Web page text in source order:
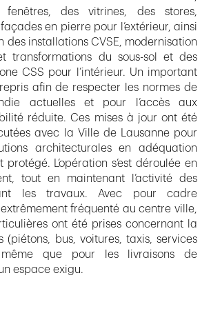
fenêtres, des vitrines, des stores,
en pierre pour l’extérieur, ainsi
des installations CVSE, modernisation
transformations du sous-sol et des
CSS pour l’intérieur. Un important
afin de respecter les normes de
actuelles et pour l’accès aux
réduite. Ces mises à jour ont été
avec la Ville de Lausanne pour
architecturales en adéquation
L’opération s’est déroulée en
tout en maintenant l’activité des
les travaux. Avec pour cadre
fréquenté au centre ville,
ont été prises concernant la
(piétons, bus, voitures, taxis, services
même que pour les livraisons de
espace exigu.